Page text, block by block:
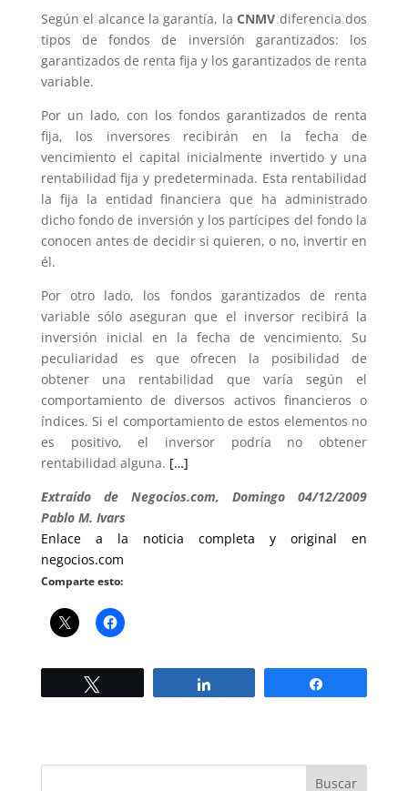
Según el alcance la garantía, laCNMV diferencia dos
tipos de fondos de inversión garantizados: los
garantizados de renta fija y los garantizados de renta
variable.
Por un lado, con los fondos garantizados de renta
fija, los inversores recibirán en la fecha de
vencimiento el capital inicialmente invertido y una
rentabilidad fija y predeterminada. Esta rentabilidad
la fija la entidad financiera que ha administrado
dicho fondo de inversión y los partícipes del fondo la
conocen antes de decidir si quieren, o no, invertir en
él.
Por otro lado, los fondos garantizados de renta
variable sólo aseguran que el inversor recibirá la
inversión inicial en la fecha de vencimiento. Su
peculiaridad es que ofrecen la posibilidad de
obtener una rentabilidad que varía según el
comportamiento de diversos activos financieros o
índices. Si el comportamiento de estos elementos no
es positivo, el inversor podría no obtener
rentabilidad alguna. […]
Extraído de Negocios.com, Domingo 04/12/2009
Pablo M. Ivars
Enlace a la noticia completa y original en
negocios.com
Comparte esto: